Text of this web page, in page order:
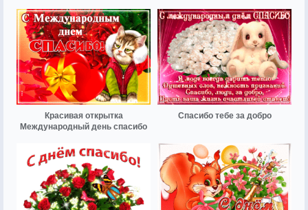
Красивая открытка
Международный день спасибо
Спасибо тебе за добро